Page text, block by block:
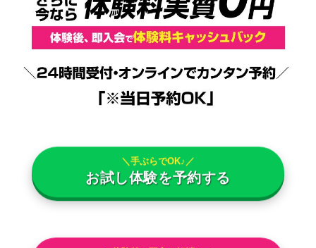
＼手ぶらでOK♪／
お試し体験を予約する